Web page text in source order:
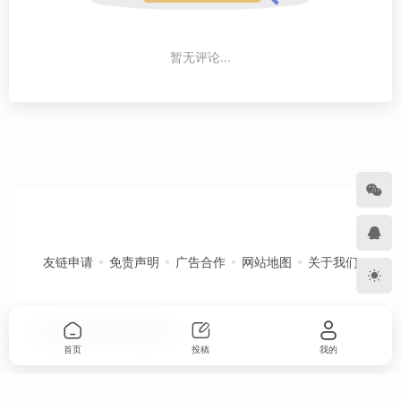
暂无评论...
友链申请 免责声明 广告合作 网站地图 关于我们
Copyright © 2026
首页 投稿 我的